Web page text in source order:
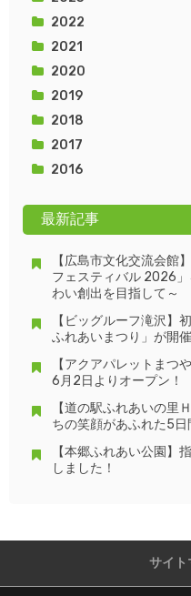
2022
2021
2020
2019
2018
2017
2016
最新記事
【広島市文化交流会館
フェスティバル 2026
わい創出を目指して～
【ビッグルーフ滝沢】
ふれあいまつり」が開
【アクアパレットまつ
6月2日よりオープン！
【道の駅ふれあいの里
ちの笑顔があふれた5日
【本郷ふれあい公園】
しました！
サイト